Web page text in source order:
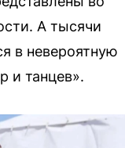
А тысячи
в невероятную
и танцев».